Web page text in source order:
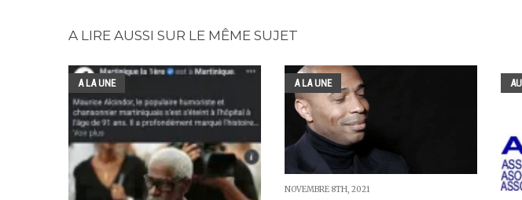
A LIRE AUSSI SUR LE MÊME SUJET
A LA UNE A LA UNE
NOVEMBRE 8TH, 2021